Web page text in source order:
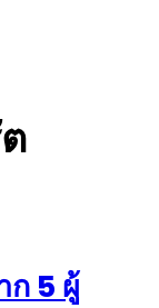
ก 5 ผู้